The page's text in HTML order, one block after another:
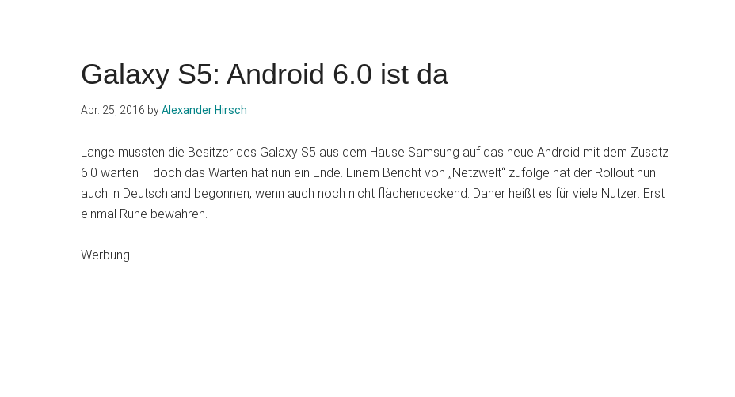
Galaxy S5: Android 6.0 ist da
Apr. 25, 2016 byAlexander Hirsch
Lange mussten die Besitzer des Galaxy S5 aus dem Hause Samsung auf das neue Android mit dem Zusatz
6.0 warten – doch das Warten hat nun ein Ende. Einem Bericht von „Netzwelt“ zufolge hat der Rollout nun
auch in Deutschland begonnen, wenn auch noch nicht flächendeckend. Daher heißt es für viele Nutzer: Erst
einmal Ruhe bewahren.
Werbung